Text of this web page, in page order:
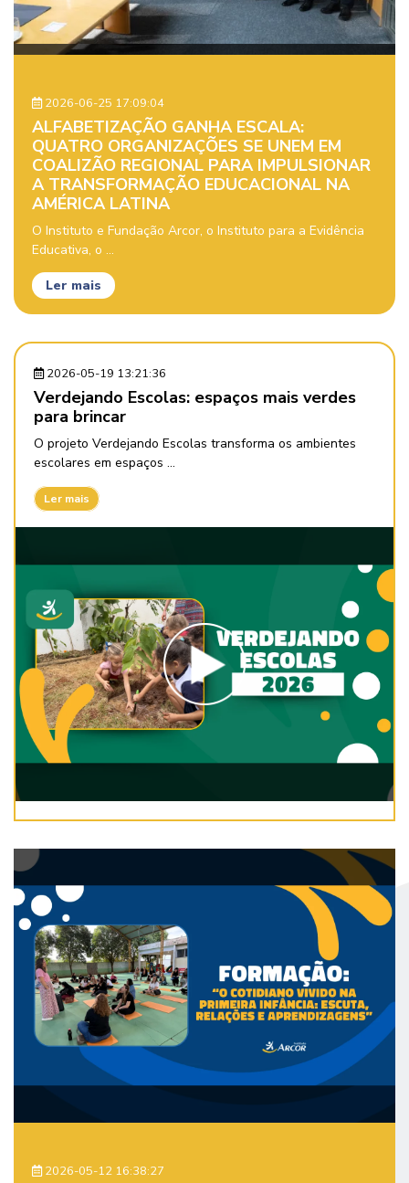
2026-06-25 17:09:04
ALFABETIZAÇÃO GANHA ESCALA:
QUATRO ORGANIZAÇÕES SE UNEM EM
COALIZÃO REGIONAL PARA IMPULSIONAR
A TRANSFORMAÇÃO EDUCACIONAL NA
AMÉRICA LATINA
O Instituto e Fundação Arcor, o Instituto para a Evidência
Educativa, o ...
Ler mais
2026-05-19 13:21:36
Verdejando Escolas: espaços mais verdes
para brincar
O projeto Verdejando Escolas transforma os ambientes
escolares em espaços ...
Ler mais
2026-05-12 16:38:27